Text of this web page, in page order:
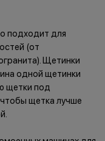
подходит для
(от
Щетинки
одной щетинки
щетки под
щетка лучше